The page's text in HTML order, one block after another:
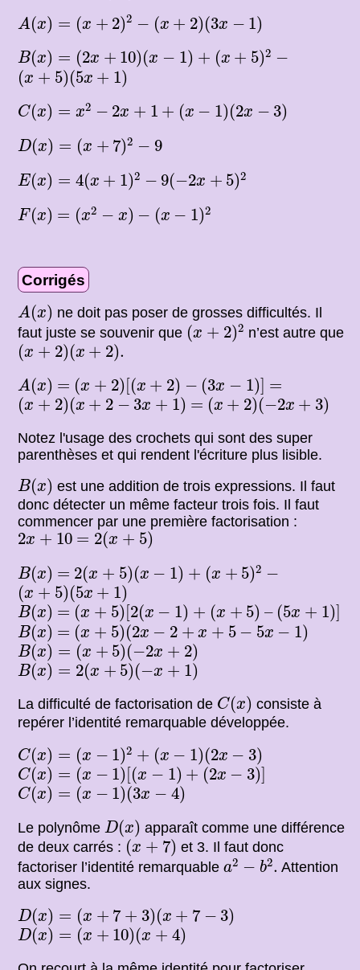
A(x) = (x + 2)2 − (x + 2)(3x − 1)
A (x )= + 2 −(x )( x −1)
B(x) = (2x + 10)(x − 1)
B(x )= x+ 10 (x−1 +
+ (x + 5)2
(x 5 )2 −
(x + 5)(5x + 1)
(x+5 )(5x+1 )
C(x) = x2 − 2x + 1 + (x − 1)(2x − 3)
C(x )= −2 +1 ( − 1 2 3)
D(x) = (x + 7)2 − 9
D(x )= + 2 −9
E(x) = 4(x + 1)2 − 9(−2x + 5)2
E(x )= x + 2 −9( 2x+ 5)
F(x) = (x2 − x) − (x − 1)2
F(x )= 2 −x x− 2
Corrigés
A(x)
A (x ) ne doit pas poser de grosses difficultés. Il
faut juste se souvenir que (x + 2)2
(x+2)2
n’est autre que
(x + 2)(x + 2).
(x+2)(x+2) .
A(x)
A (x ) =
= (x + 2)[(x + 2) − (3x − 1)]
( 2 )[(x+ ) −(3 1) =
=
(x + 2)(x + 2 − 3x + 1)
(x+2 )(x+2 −3x+1) =
= (x + 2)(−2x + 3)
(x+ 2 )(−2 x+ )
Notez l'usage des crochets qui sont des super
parenthèses et qui rendent l'écriture plus lisible.
B(x)
B(x ) est une addition de trois expressions. Il faut
donc détecter un même facteur trois fois. Il faut
commencer par une première factorisation :
2x + 10 = 2(x + 5)
2x+10=2(x+5 )
B(x)
B(x ) =
= 2(x + 5)(x − 1)
2( +5 )(x− +
+ (x + 5)2
(x 5 )2 −
(x + 5)(5x + 1)
(x+5 )(5x+1 )
B(x)
B(x) =
= (x + 5) 2(x − 1)
(x+ 5 )[2(x− +
+ (x + 5)
(x 5 ) –
– (5x + 1)
(5 +1 )]
B(x)
B(x) =
= (x + 5)(2x − 2 + x + 5 − 5x − 1)
(x 5 )(2x−2 x+5 − 5x−1 )
B(x) = (x + 5)(−2x + 2)
B(x)= +5 ( −2x+2)
B(x) = 2(x + 5)(−x + 1)
B(x)= x+ 5) (−x+ 1)
La difficulté de factorisation de C(x)
C(x ) consiste à
repérer l’identité remarquable développée.
C(x) = (x − 1)2 + (x − 1)(2x − 3)
C(x )= − +(x −1 )( −3)
C(x) = (x − 1) (x − 1) + (2x − 3)
C(x)= −1 x−1 )+ (2x− 3)]
C(x) = (x − 1)(3x − 4)
C(x)= −1 3x−4)
Le polynômeD(x)
D(x ) apparaît comme une différence
de deux carrés : (x + 7)
(x +7)
et 3. Il faut donc
factoriser l’identité remarquablea2 − b2.
a2− b2.
Attention
aux signes.
D(x) = (x + 7 + 3)(x + 7 − 3)
D(x )= + +3 )( x +7−
D(x) = (x + 10)(x + 4)
D(x)= +10) (x+4)